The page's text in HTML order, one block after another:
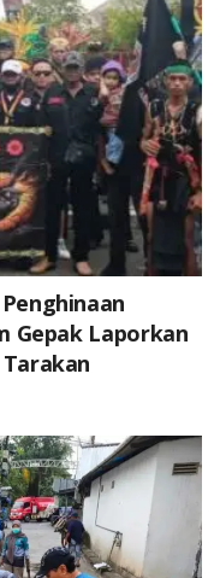
Gepak Laporkan